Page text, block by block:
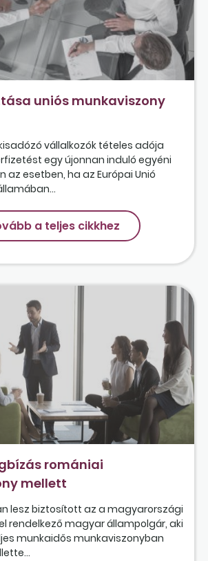
uniós munkaviszony
vállalkozók tételes adója
egy újonnan induló egyéni
az esetben, ha az Európai Unió
a teljes cikkhez
romániai
mellett
lesz biztosított az a magyarországi
rendelkező magyar állampolgár, aki
munkaidős munkaviszonyban